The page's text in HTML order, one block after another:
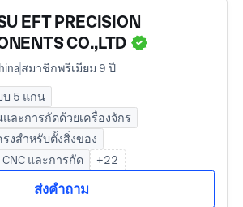
EFT PRECISION
CO.,LTD
สมาชิกพรีเมียม 9 ปี
บ 5 แกน
ละการกัดด้วยเครื่องจักร
งสำหรับตั้งสิ่งของ
CNC และการกัด
+22
ส่งคำถาม